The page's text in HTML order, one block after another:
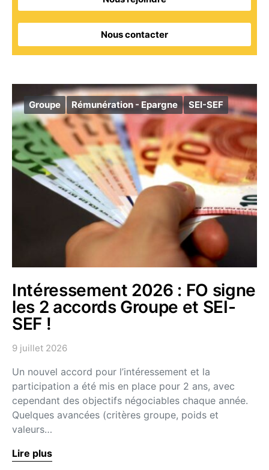
Nous contacter
Groupe Rémunération - Epargne SEI-SEF
Intéressement 2026 : FO signe
les 2 accords Groupe et SEI-
SEF !
9 juillet 2026
Un nouvel accord pour l’intéressement et la
participation a été mis en place pour 2 ans, avec
cependant des objectifs négociables chaque année.
Quelques avancées (critères groupe, poids et
valeurs…
Lire plus